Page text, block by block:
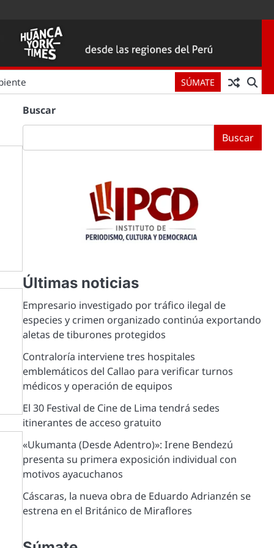
SÚMATE
Buscar
Buscar
Últimas noticias
Empresario investigado por tráfico ilegal de
especies y crimen organizado continúa exportando
aletas de tiburones protegidos
Contraloría interviene tres hospitales
emblemáticos del Callao para verificar turnos
médicos y operación de equipos
El 30 Festival de Cine de Lima tendrá sedes
itinerantes de acceso gratuito
«Ukumanta (Desde Adentro)»: Irene Bendezú
presenta su primera exposición individual con
motivos ayacuchanos
Cáscaras, la nueva obra de Eduardo Adrianzén se
estrena en el Británico de Miraflores